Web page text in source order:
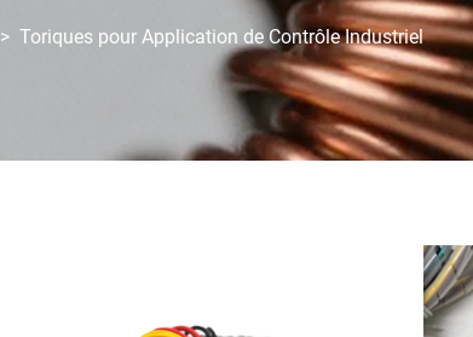
> Toriques pour Application de Contrôle Industriel